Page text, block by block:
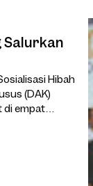
Salurkan
Hibah
(DAK)
di empat